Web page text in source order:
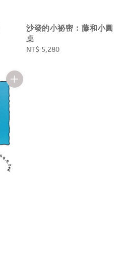
沙發的小祕密 : 藤和小圓
桌
Regular
NT$ 5,280